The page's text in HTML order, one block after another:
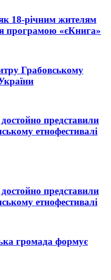
18-річним жителям
програмою «єКнига»
Грабовському
достойно представили
етнофестивалі
достойно представили
етнофестивалі
громада формує